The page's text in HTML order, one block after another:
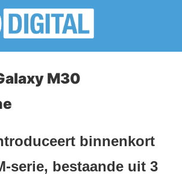
M30
binnenkort
serie, bestaande uit 3